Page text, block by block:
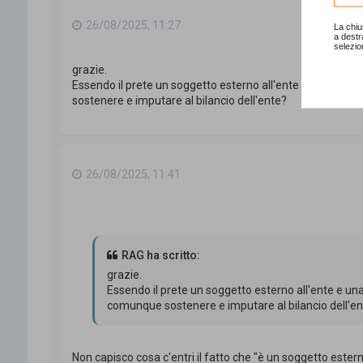
La
a
26/08/2025, 11:27
grazie.
Essendo il prete un soggetto esterno all'ente e una
sostenere e imputare al bilancio dell'ente?
26/08/2025, 11:41
RAG ha scritto:
grazie.
Essendo il prete un soggetto esterno all'ente e
comunque sostenere e imputare al bilancio
Non capisco cosa c'entri il fatto che "è un soggetto